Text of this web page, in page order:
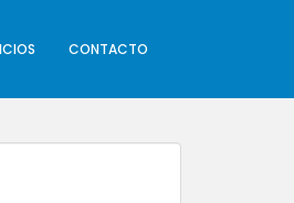
CONTACTO